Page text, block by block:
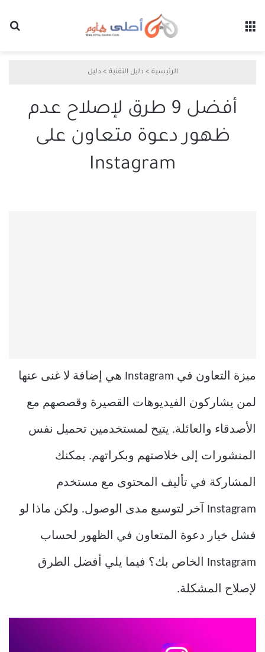
الرئيسية > دليل التقنية > دليل
أفضل 9 طرق لإصلاح عدم
ظهور دعوة متعاون على
Instagram
ميزة التعاون في Instagram هي إضافة لا غنى عنها
لمن يشاركون الفيديوهات القصيرة وقصصهم مع
الأصدقاء والعائلة. يتيح لمستخدمين تحميل نفس
المنشورات إلى خلاصتهم وبكراتهم. يمكنك
المشاركة في تأليف المحتوى مع مستخدم
Instagram آخر لتوسيع مدى الوصول. ولكن ماذا لو
فشل خيار دعوة المتعاون في الظهور لحساب
Instagram الخاص بك؟ فيما يلي أفضل الطرق
لإصلاح المشكلة.